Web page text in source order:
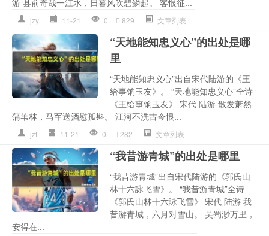
jzy 11-21 0 829 文章列表
“天地能知忠义心”的出处是哪
里
“天地能知忠义心”出自宋代陆游的《王
给事饷玉友》。 “天地能知忠义心”全诗
《王给事饷玉友》 宋代 陆游 散发萧然
蒲苇林，马军送酒慰孤斟。 江河不洗古今恨...
jzt 11-21 0 282 文章列表
“我昔游青城”的出处是哪里
“我昔游青城”出自宋代陆游的《郭氏山
林十六詠飞雪》。 “我昔游青城”全诗
《郭氏山林十六詠飞雪》 宋代 陆游 我
昔游青城，六月对雪山。 吴蜀渺万里，
安得在...